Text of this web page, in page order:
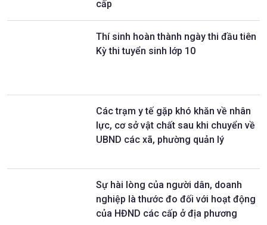
cấp
Thí sinh hoàn thành ngày thi đầu tiên
Kỳ thi tuyển sinh lớp 10
Các trạm y tế gặp khó khăn về nhân
lực, cơ sở vật chất sau khi chuyển về
UBND các xã, phường quản lý
Sự hài lòng của người dân, doanh
nghiệp là thước đo đối với hoạt động
của HĐND các cấp ở địa phương